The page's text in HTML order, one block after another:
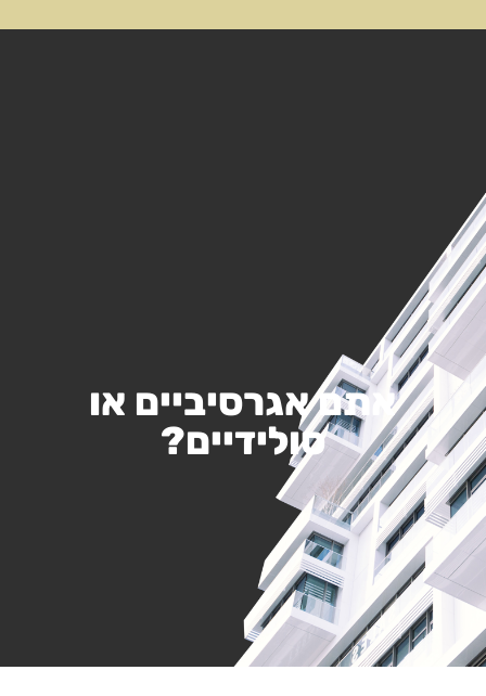
אתם אגרסיביים או
סולידיים?